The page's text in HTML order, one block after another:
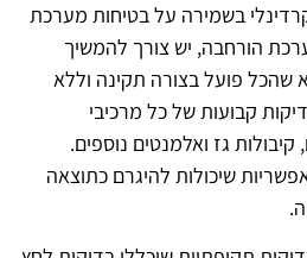
בשמירה על בטיחות מערכת
הורחבה, יש צורך להמשיך
שהכל פועל בצורה תקינה וללא
קבועות של כל מרכיבי
גז ואלמנטים נוספים.
שיכולות להיגרם כתוצאה